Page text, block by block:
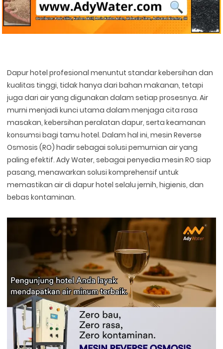
Dapur hotel profesional menuntut standar kebersihan dan
kualitas tinggi, tidak hanya dari bahan makanan, tetapi
juga dari air yang digunakan dalam setiap prosesnya. Air
murni menjadi kunci utama dalam menjaga cita rasa
masakan, kebersihan peralatan dapur, serta keamanan
konsumsi bagi tamu hotel. Dalam hal ini, mesin Reverse
Osmosis (RO) hadir sebagai solusi pemurnian air yang
paling efektif. Ady Water, sebagai penyedia mesin RO siap
pasang, menawarkan solusi komprehensif untuk
memastikan air di dapur hotel selalu jernih, higienis, dan
bebas kontaminan.